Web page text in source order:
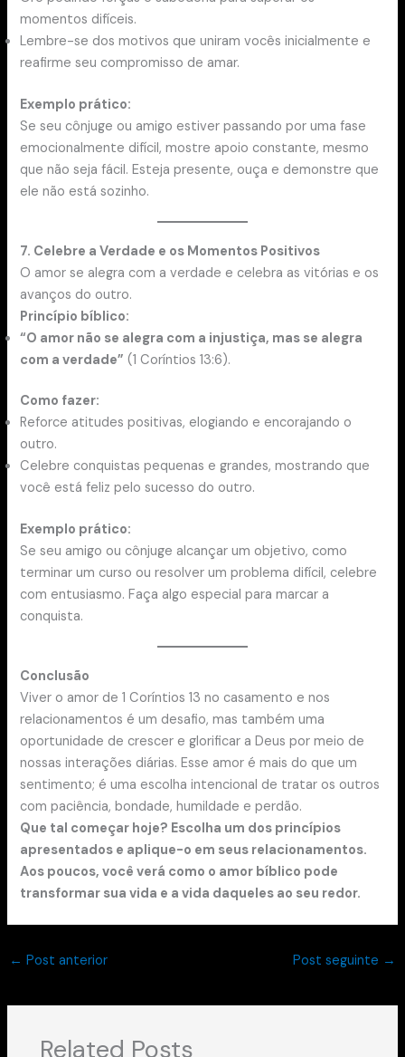
momentos difíceis.
Lembre-se dos motivos que uniram vocês inicialmente e
reafirme seu compromisso de amar.
Exemplo prático:
Se seu cônjuge ou amigo estiver passando por uma fase
emocionalmente difícil, mostre apoio constante, mesmo
que não seja fácil. Esteja presente, ouça e demonstre que
ele não está sozinho.
7. Celebre a Verdade e os Momentos Positivos
O amor se alegra com a verdade e celebra as vitórias e os
avanços do outro.
Princípio bíblico:
“O amor não se alegra com a injustiça, mas se alegra
com a verdade” (1 Coríntios 13:6).
Como fazer:
Reforce atitudes positivas, elogiando e encorajando o
outro.
Celebre conquistas pequenas e grandes, mostrando que
você está feliz pelo sucesso do outro.
Exemplo prático:
Se seu amigo ou cônjuge alcançar um objetivo, como
terminar um curso ou resolver um problema difícil, celebre
com entusiasmo. Faça algo especial para marcar a
conquista.
Conclusão
Viver o amor de 1 Coríntios 13 no casamento e nos
relacionamentos é um desafio, mas também uma
oportunidade de crescer e glorificar a Deus por meio de
nossas interações diárias. Esse amor é mais do que um
sentimento; é uma escolha intencional de tratar os outros
com paciência, bondade, humildade e perdão.
Que tal começar hoje? Escolha um dos princípios
apresentados e aplique-o em seus relacionamentos.
Aos poucos, você verá como o amor bíblico pode
transformar sua vida e a vida daqueles ao seu redor.
← Post anterior Post seguinte →
Related Posts